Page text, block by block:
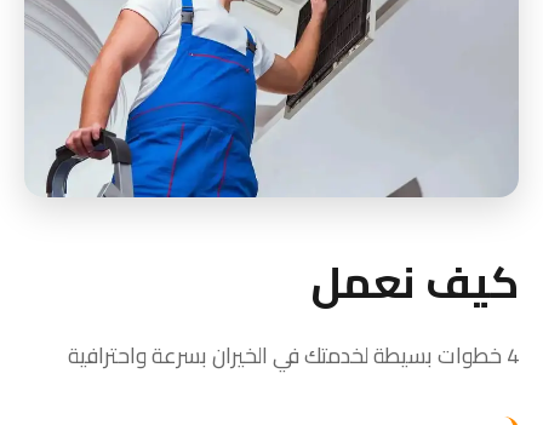
كيف نعمل
4 خطوات بسيطة لخدمتك في الخيران بسرعة واحترافية